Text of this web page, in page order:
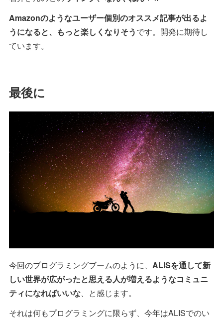
Amazonのようなユーザー個別のオススメ記事が出るよ
うになると、もっと楽しくなりそうです。開発に期待し
ています。
最後に
今回のプログラミングブームのように、 ALISを通して新
しい世界が広がったと思える人が増えるようなコミュニ
ティになればいいな 、と感じます。
それは何もプログラミングに限らず、今年はALISでのい